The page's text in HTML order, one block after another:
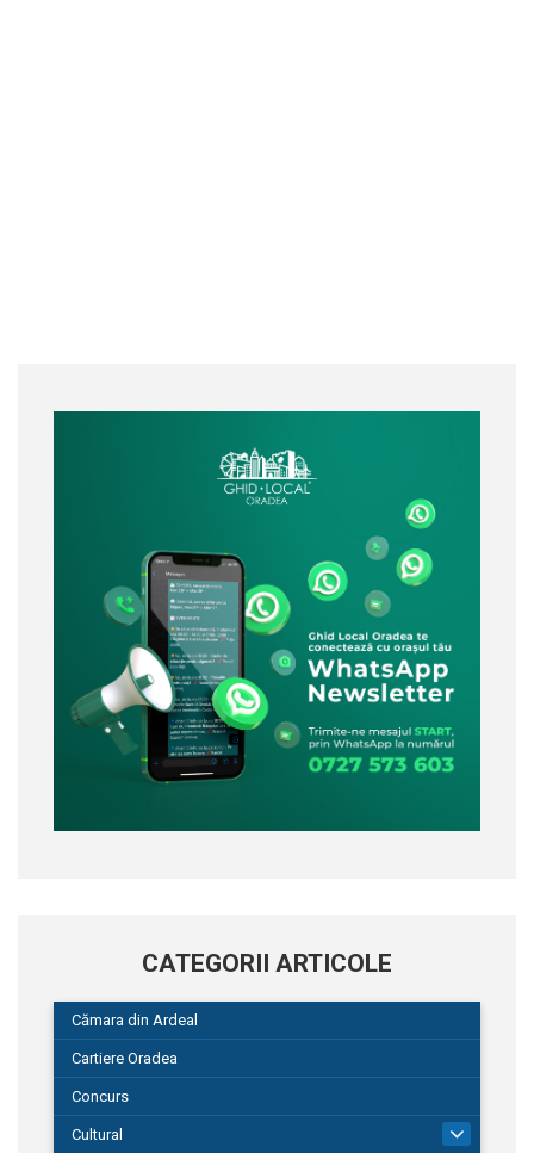
CATEGORII ARTICOLE
Cămara din Ardeal
Cartiere Oradea
Concurs
Cultural